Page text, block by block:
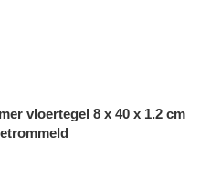
vloertegel 8 x 40 x 1.2 cm